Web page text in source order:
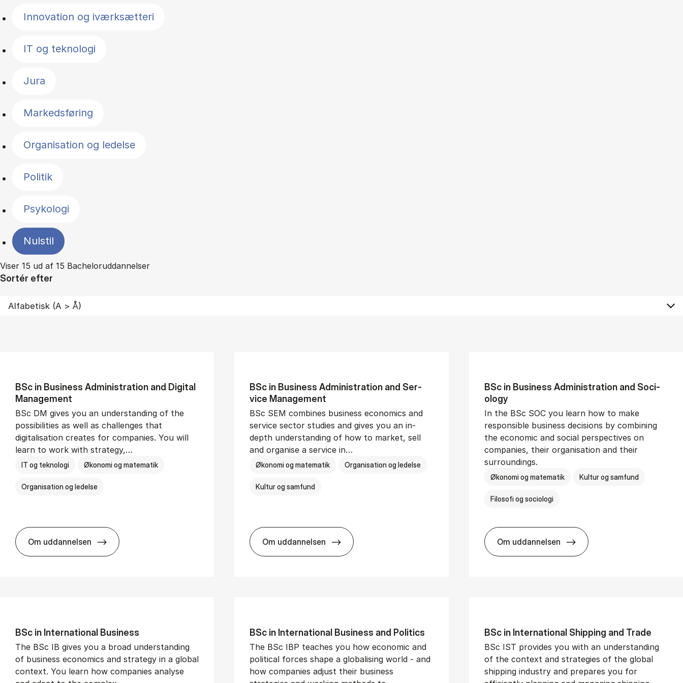
Innovation og iværksætteri
IT og teknologi
Jura
Markedsføring
Organisation og ledelse
Politik
Psykologi
Nulstil
Viser 15 ud af 15 Bacheloruddannelser
Sortér efter
BSc in Busi­ness Ad­min­is­tra­tion and Di­git­al
Man­age­ment
BSc DM gives you an understanding of the
possibilities as well as challenges that
digitalisation creates for companies. You will
learn to work with strategy,…
IT og teknologi Økonomi og matematik
Organisation og ledelse
Om uddannelsen
BSc in Busi­ness Ad­min­is­tra­tion and Di­git­al Man­age­ment
BSc in Busi­ness Ad­min­is­tra­tion and Ser­
vice Man­age­ment
BSc SEM combines business economics and
service sector studies and gives you an in-
depth understanding of how to market, sell
and organise a service in…
Økonomi og matematik Organisation og ledelse
Kultur og samfund
Om uddannelsen
BSc in Busi­ness Ad­min­is­tra­tion and Ser­vice Man­age­ment
BSc in Busi­ness Ad­min­is­tra­tion and So­ci­
ology
In the BSc SOC you learn how to make
responsible business decisions by combining
the economic and social perspectives on
companies, their organisation and their
surroundings.
Økonomi og matematik Kultur og samfund
Filosofi og sociologi
Om uddannelsen
BSc in Busi­ness Ad­min­is­tra­tion and
BSc in In­ter­na­tion­al Busi­ness
The BSc IB gives you a broad understanding
of business economics and strategy in a global
context. You learn how companies analyse
BSc in In­ter­na­tion­al Busi­ness and Polit­ics
The BSc IBP teaches you how economic and
political forces shape a globalising world - and
how companies adjust their business
BSc in In­ter­na­tion­al Ship­ping and Trade
BSc IST provides you with an understanding
of the context and strategies of the global
shipping industry and prepares you for